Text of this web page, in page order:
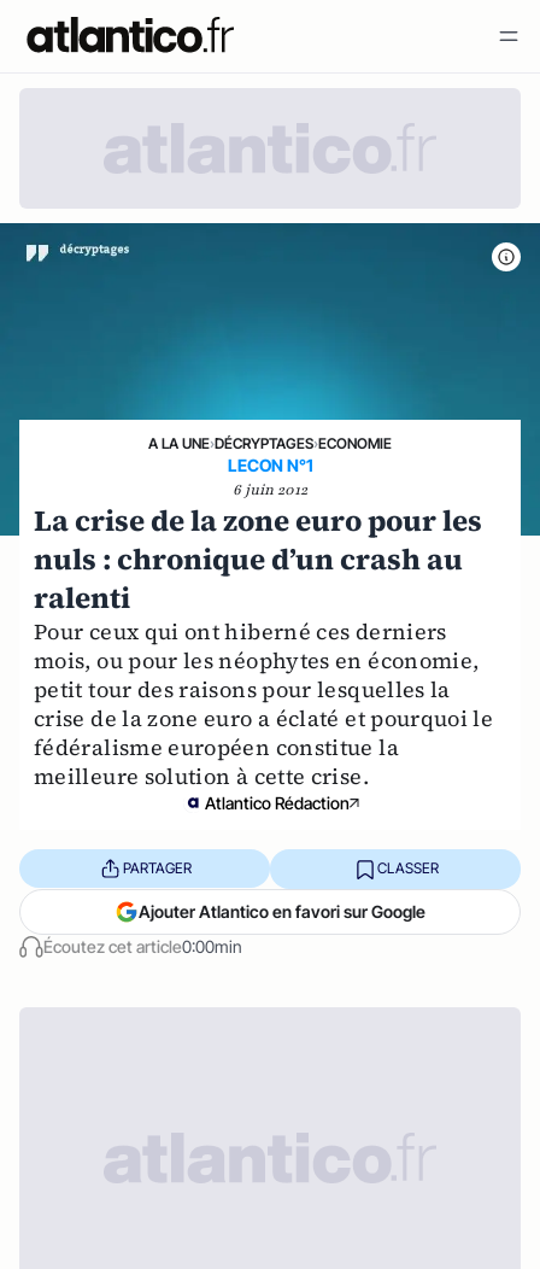
A LA UNE›DÉCRYPTAGES›ECONOMIE
LECON N°1
6 juin 2012
La crise de la zone euro pour les
nuls : chronique d’un crash au
ralenti
Pour ceux qui ont hiberné ces derniers
mois, ou pour les néophytes en économie,
petit tour des raisons pour lesquelles la
crise de la zone euro a éclaté et pourquoi le
fédéralisme européen constitue la
meilleure solution à cette crise.
Atlantico Rédaction
Écoutez cet article0:00min
PARTAGER CLASSER
Ajouter Atlantico en favori sur Google